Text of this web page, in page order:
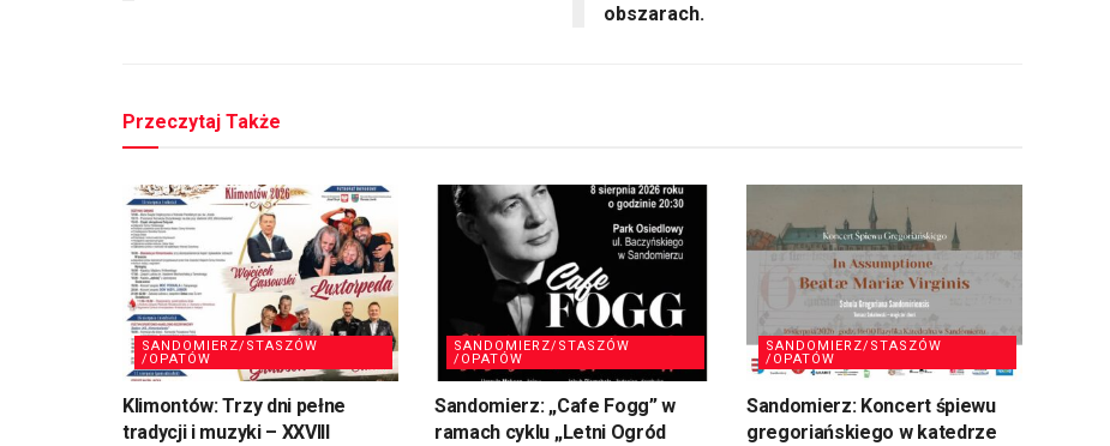
obszarach.
Przeczytaj Także
SANDOMIERZ/STASZÓW
/OPATÓW
Klimontów: Trzy dni pełne
tradycji i muzyki – XXVIII
SANDOMIERZ/STASZÓW
/OPATÓW
Sandomierz: „Cafe Fogg” w
ramach cyklu „Letni Ogród
SANDOMIERZ/STASZÓW
/OPATÓW
Sandomierz: Koncert śpiewu
gregoriańskiego w katedrze